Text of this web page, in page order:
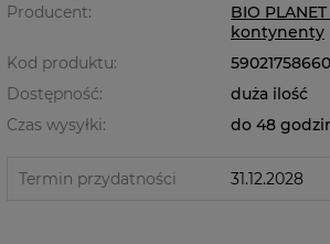
Producent:
BIO
kontynenty
Kod produktu:
Dostępność:
duża ilość
Czas wysyłki:
do 48
Termin przydatności 31.12.2028